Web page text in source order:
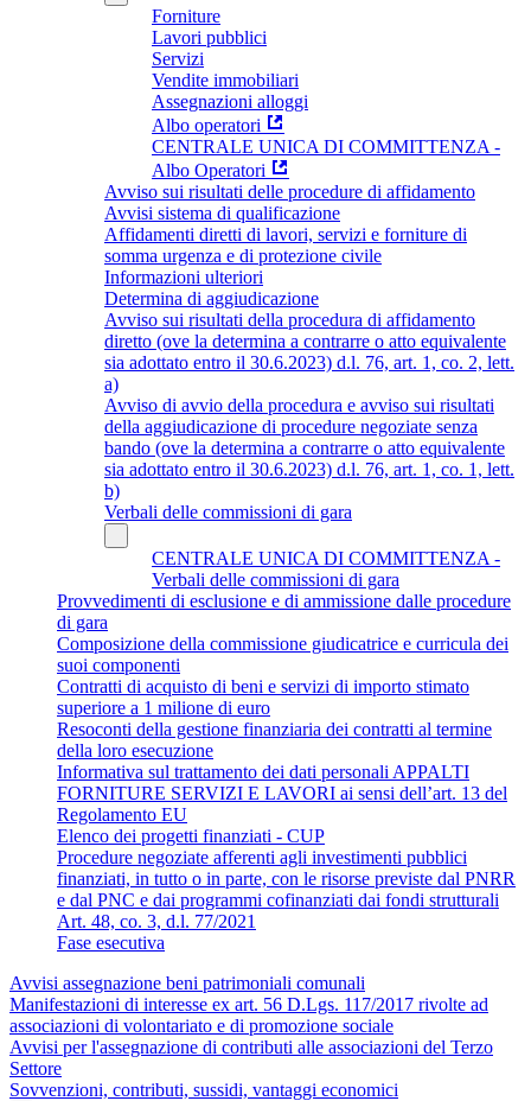
Forniture
Lavori pubblici
Servizi
Vendite immobiliari
Assegnazioni alloggi
Albo operatori
CENTRALE UNICA DI COMMITTENZA -
Albo Operatori
Avviso sui risultati delle procedure di affidamento
Avvisi sistema di qualificazione
Affidamenti diretti di lavori, servizi e forniture di
somma urgenza e di protezione civile
Informazioni ulteriori
Determina di aggiudicazione
Avviso sui risultati della procedura di affidamento
diretto (ove la determina a contrarre o atto equivalente
sia adottato entro il 30.6.2023) d.l. 76, art. 1, co. 2, lett.
a)
Avviso di avvio della procedura e avviso sui risultati
della aggiudicazione di procedure negoziate senza
bando (ove la determina a contrarre o atto equivalente
sia adottato entro il 30.6.2023) d.l. 76, art. 1, co. 1, lett.
b)
Verbali delle commissioni di gara
CENTRALE UNICA DI COMMITTENZA -
Verbali delle commissioni di gara
Provvedimenti di esclusione e di ammissione dalle procedure
di gara
Composizione della commissione giudicatrice e curricula dei
suoi componenti
Contratti di acquisto di beni e servizi di importo stimato
superiore a 1 milione di euro
Resoconti della gestione finanziaria dei contratti al termine
della loro esecuzione
Informativa sul trattamento dei dati personali APPALTI
FORNITURE SERVIZI E LAVORI ai sensi dell’art. 13 del
Regolamento EU
Elenco dei progetti finanziati - CUP
Procedure negoziate afferenti agli investimenti pubblici
finanziati, in tutto o in parte, con le risorse previste dal PNRR
e dal PNC e dai programmi cofinanziati dai fondi strutturali
Art. 48, co. 3, d.l. 77/2021
Fase esecutiva
Avvisi assegnazione beni patrimoniali comunali
Manifestazioni di interesse ex art. 56 D.Lgs. 117/2017 rivolte ad
associazioni di volontariato e di promozione sociale
Avvisi per l'assegnazione di contributi alle associazioni del Terzo
Settore
Sovvenzioni, contributi, sussidi, vantaggi economici